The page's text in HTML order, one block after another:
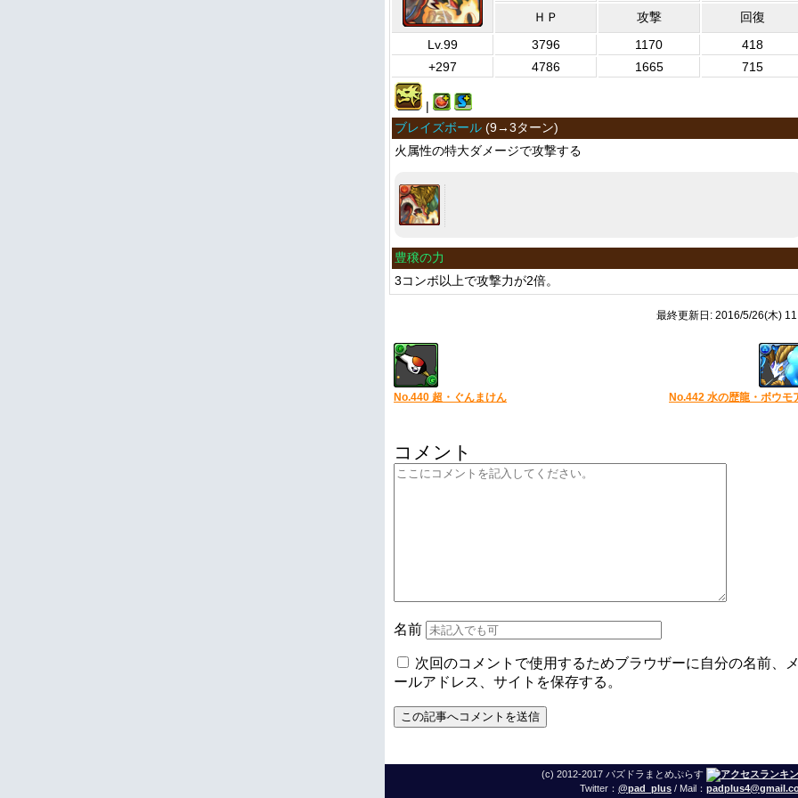
ＨＰ 攻撃
回復
Lv.99
3796 1170
418
+297
4786 1665 715
|
ブレイズボール (9→3ターン)
火属性の特大ダメージで攻撃する
豊穣の力
3コンボ以上で攻撃力が2倍。
最終更新日: 2016/5/26(木)
No.440 超・ぐんまけん No.442 水の歴龍・ボウモ
コメント
名前
次回のコメントで使用するためブラウザーに自分の名前、
ールアドレス、サイトを保存する。
(c) 2012-2017 パズドラまとめぷらす
Twitter： @pad_plus / Mail：